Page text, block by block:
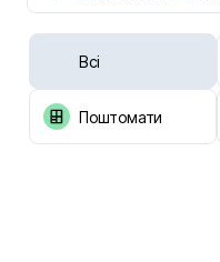
Всі
Поштомати